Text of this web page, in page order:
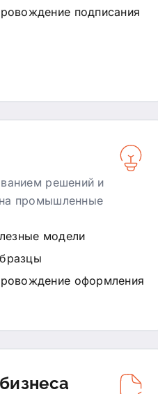
подписания
решений и
промышленные
модели
оформления